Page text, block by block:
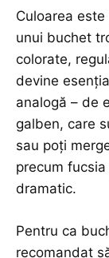
Culoarea
unui buchet
colorate,
devine
analogă – de
galben, care
sau poți
precum
dramatic.
Pentru ca
recomandat